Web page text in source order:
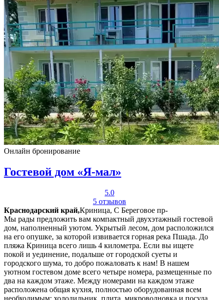
Онлайн бронирование
Гостевой дом «Я-мал»
5.0
5 отзывов
Краснодарский край,Криница, С Береговое пр-
Мы рады предложить вам компактный двухэтажный гостевой
дом, наполненный уютом. Укрытый лесом, дом расположился
на его опушке, за которой извивается горная река Пшада. До
пляжа Криница всего лишь 4 километра. Если вы ищете
покой и уединение, подальше от городской суеты и
городского шума, то добро пожаловать к нам! В нашем
уютном гостевом доме всего четыре номера, размещенные по
два на каждом этаже. Между номерами на каждом этаже
расположена общая кухня, полностью оборудованная всем
необходимым: холодильник, плита, микроволновка и посуда.